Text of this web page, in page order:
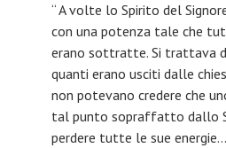
“ A volte lo Spirito del
con una potenza tale che
erano sottratte. Si trattava
quanti erano usciti dalle
non potevano credere che
tal punto sopraffatto dallo
perdere tutte le sue energie…